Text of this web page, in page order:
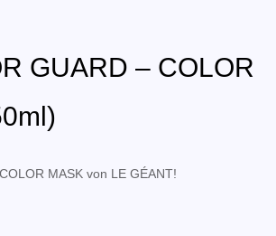
GUARD – COLOR
MASK von LE GÉANT!